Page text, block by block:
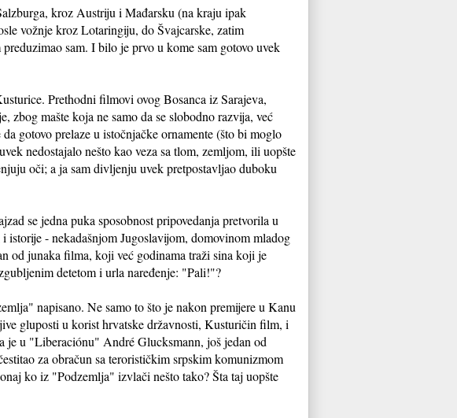
kroz Austriju i Mađarsku (na kraju ipak
vožnje kroz Lotaringiju, do Švajcarske, zatim
sam. I bilo je prvo u kome sam gotovo uvek
Prethodni filmovi ovog Bosanca iz Sarajeva,
mašte koja ne samo da se slobodno razvija, već
gotovo prelaze u istočnjačke ornamente (što bi moglo
nedostajalo nešto kao veza sa tlom, zemljom, ili uopšte
oči; a ja sam divljenju uvek pretpostavljao duboku
se jedna puka sposobnost pripovedanja pretvorila u
istorije - nekadašnjom Jugoslavijom, domovinom mladog
od junaka filma, koji već godinama traži sina koji je
detetom i urla naređenje: "Pali!"?
napisano. Ne samo to što je nakon premijere u Kanu
gluposti u korist hrvatske državnosti, Kusturičin film, i
je u "Liberaciónu" André Glucksmann, još jedan od
za obračun sa terorističkim srpskim komunizmom
ko iz "Podzemlja" izvlači nešto tako? Šta taj uopšte